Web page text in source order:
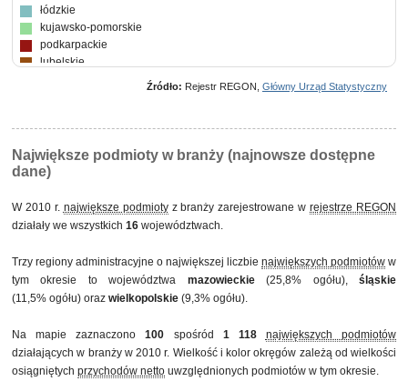
łódzkie
kujawsko-pomorskie
podkarpackie
lubelskie
lubuskie
podlaskie
Źródło: Rejestr REGON, Główny Urząd Statystyczny
Największe podmioty w branży (najnowsze dostępne
dane)
W 2010 r. największe podmiotyz branży zarejestrowane wrejestrze REGON
działały we wszystkich 16 województwach.
Trzy regiony administracyjne o największej liczbie największych podmiotów w
tym okresie to województwa mazowieckie(25,8% ogółu),śląskie
(11,5% ogółu) oraz wielkopolskie (9,3% ogółu).
Na mapie zaznaczono100 spośród 1 118
największych podmiotów
działających w branży w 2010 r. Wielkość i kolor okręgów zależą od wielkości
osiągniętych przychodów netto uwzględnionych podmiotów w tym okresie.